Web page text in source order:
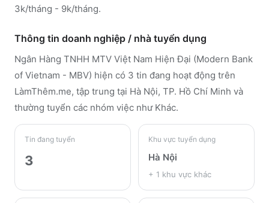
3k/tháng - 9k/tháng.
Thông tin doanh nghiệp / nhà tuyển dụng
Ngân Hàng TNHH MTV Việt Nam Hiện Đại (Modern Bank
of Vietnam - MBV) hiện có 3 tin đang hoạt động trên
LàmThêm.me, tập trung tại Hà Nội, TP. Hồ Chí Minh và
thường tuyển các nhóm việc như Khác.
Tin đang tuyển
3
Khu vực tuyển dụng
Hà Nội
+ 1 khu vực khác